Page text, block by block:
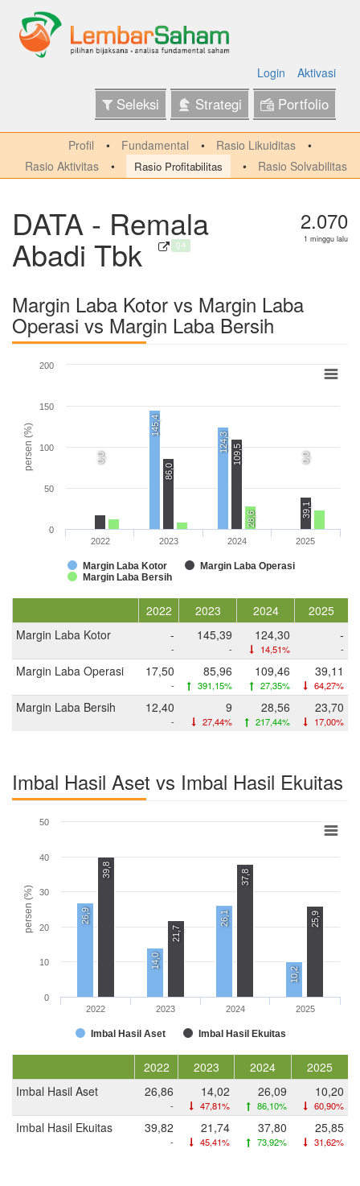
Login Aktivasi
Seleksi Strategi Portfolio
Profil Fundamental
Rasio Likuiditas
Rasio Aktivitas
Rasio Profitabilitas Rasio Solvabilitas
DATA - Remala
Abadi Tbk Q4
2.070
1 minggu lalu
Margin Laba Kotor vs Margin Laba
Operasi vs Margin Laba Bersih
persen (%) 0,0
145,4
124,3
0,0
86,0
109,5
39,1
28,6
Margin Laba Kotor
Margin Laba Operasi
Margin Laba Bersih
2022 2023 2024 2025
0
50
100
150
200
2022 2023 2024
2025
Margin Laba Kotor
-
-
145,39
-
124,30
14,51%
-
-
Margin Laba Operasi 17,50
-
85,96
391,15%
109,46
27,35%
39,11
64,27%
Margin Laba Bersih 12,40
-
9
27,44%
28,56
217,44%
23,70
17,00%
Imbal Hasil Aset vs Imbal Hasil Ekuitas
persen (%) 26,9
14,0
26,1
10,2
39,8
21,7
37,8
25,9
Imbal Hasil Aset Imbal Hasil Ekuitas
2022 2023 2024 2025
0
10
20
30
40
50
2022 2023 2024
2025
Imbal Hasil Aset
26,86
-
14,02
47,81%
26,09
86,10%
10,20
60,90%
Imbal Hasil Ekuitas 39,82
-
21,74
45,41%
37,80
73,92%
25,85
31,62%